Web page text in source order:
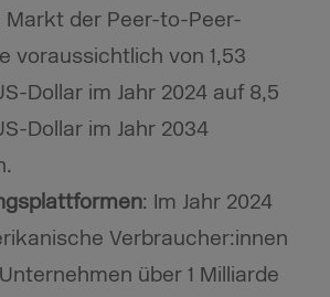
Markt der Peer-to-Peer-
voraussichtlich von 1,53
Dollar im Jahr 2024 auf 8,5
Dollar im Jahr 2034
: Im Jahr 2024
Verbraucher:innen
über 1 Milliarde